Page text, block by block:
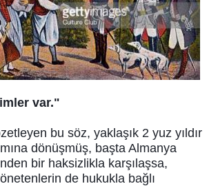
var."
bu söz, yaklaşık 2 yuz yıldır
dönüşmüş, başta Almanya
bir haksizlikla karşılaşsa,
de hukukla bağlı